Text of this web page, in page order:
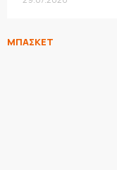
ΜΠΑΣΚΕΤ